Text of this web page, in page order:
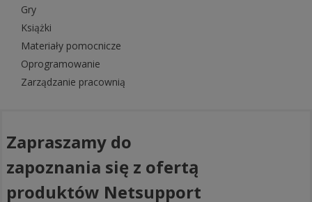
Gry
Książki
Materiały pomocnicze
Oprogramowanie
Zarządzanie pracownią
Zapraszamy do
zapoznania się z ofertą
produktów Netsupport